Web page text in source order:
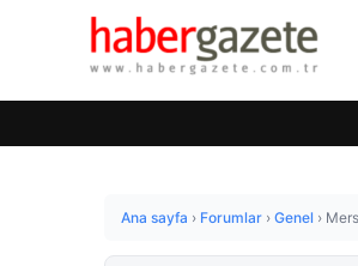
Ana sayfa › Forumlar › Genel ›